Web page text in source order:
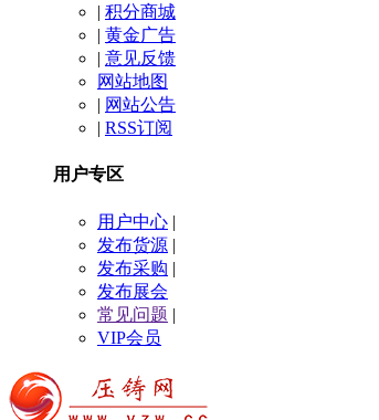
| 积分商城
| 黄金广告
| 意见反馈
网站地图
| 网站公告
| RSS订阅
用户专区
用户中心 |
发布货源 |
发布采购 |
发布展会
常见问题 |
VIP会员